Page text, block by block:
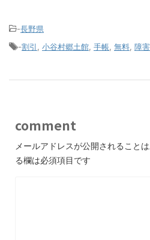
-長野県
-割引 小谷村郷土館 手帳 無料 障
comment
メールアドレスが公開されることは
る欄は必須項目です